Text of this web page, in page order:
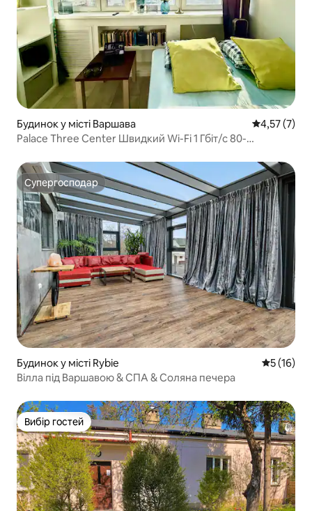
Будинок у місті Варшава Середня
4,57 (7)
Palace Three Center Швидкий Wi-Fi 1 Гбіт/с 80-
Супергосподар
Супергосподар
Будинок у місті Rybie Середня
5 (16)
Вілла під Варшавою & СПА & Соляна печера
Вибір гостей
Вибір гостей